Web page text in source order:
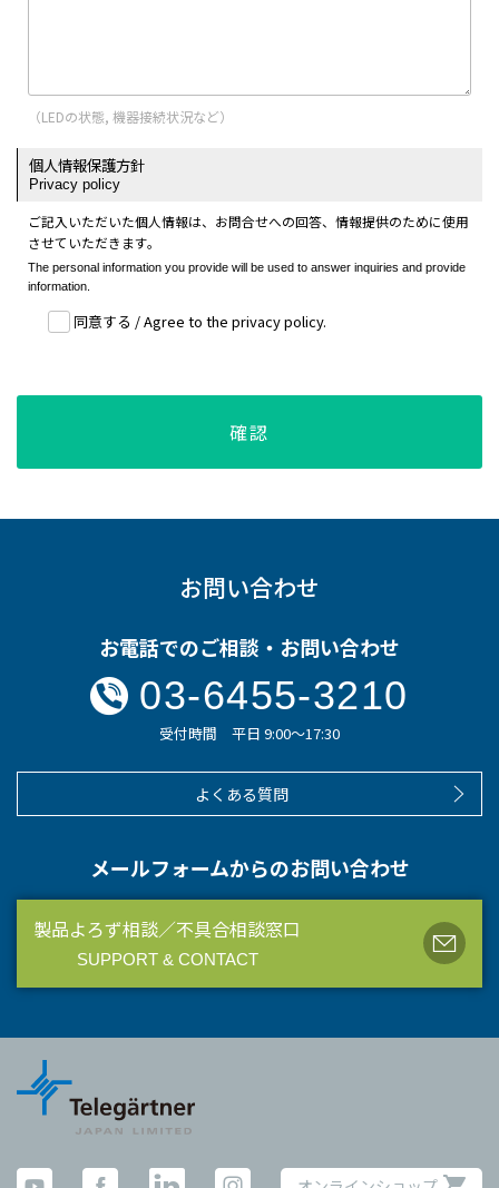
（LEDの状態, 機器接続状況など）
個人情報保護方針
Privacy policy
ご記入いただいた個人情報は、お問合せへの回答、情報提供のために使用
させていただきます。
The personal information you provide will be used to answer inquiries and provide
information.
同意する / Agree to the privacy policy.
お問い合わせ
お電話でのご相談・お問い合わせ
03-6455-3210
受付時間 平日 9:00～17:30
よくある質問
メールフォームからのお問い合わせ
製品よろず相談／不具合相談窓口
SUPPORT & CONTACT